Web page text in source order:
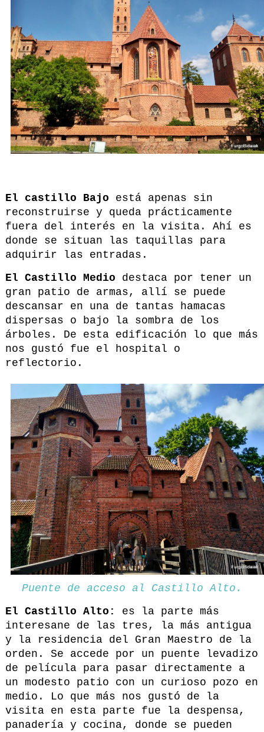
El castillo Bajo está apenas sin
reconstruirse y queda prácticamente
fuera del interés en la visita. Ahí es
donde se situan las taquillas para
adquirir las entradas.
El Castillo Medio destaca por tener un
gran patio de armas, allí se puede
descansar en una de tantas hamacas
dispersas o bajo la sombra de los
árboles. De esta edificación lo que más
nos gustó fue el hospital o
reflectorio.
Puente de acceso al Castillo Alto.
El Castillo Alto:
es la parte más
interesane de las tres, la más antigua
y la residencia del Gran Maestro de la
orden. Se accede por un puente levadizo
de película para pasar directamente a
un modesto patio con un curioso pozo en
medio. Lo que más nos gustó de la
visita en esta parte fue la despensa,
panadería y cocina, donde se pueden